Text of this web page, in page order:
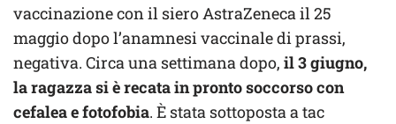
vaccinazione con il siero AstraZeneca il 25
maggio dopo l’anamnesi vaccinale di prassi,
negativa. Circa una settimana dopo, il 3 giugno,
la ragazza si è recata in pronto soccorso con
cefalea e fotofobia. È stata sottoposta a tac